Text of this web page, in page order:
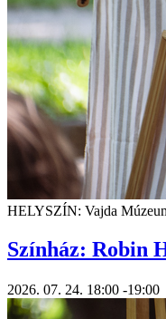
HELYSZÍN: Vajda
Színház: Robin
2026. 07. 24. 18:00 -19:00